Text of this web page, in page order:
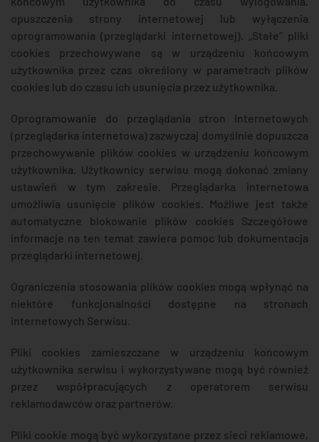
opuszczenia strony internetowej lub wyłączenia
oprogramowania (przeglądarki internetowej). „Stałe” pliki
cookies przechowywane są w urządzeniu końcowym
użytkownika przez czas określony w parametrach plików
cookies lub do czasu ich usunięcia przez użytkownika.
Oprogramowanie do przeglądania stron internetowych
(przeglądarka internetowa) zazwyczaj domyślnie dopuszcza
przechowywanie plików cookies w urządzeniu końcowym
użytkownika. Użytkownicy serwisu mogą dokonać zmiany
ustawień w tym zakresie. Przeglądarka internetowa
umożliwia usunięcie plików cookies. Możliwe jest także
automatyczne blokowanie plików cookies Szczegółowe
informacje na ten temat zawiera pomoc lub dokumentacja
przeglądarki internetowej.
Ograniczenia stosowania plików cookies mogą wpłynąć na
niektóre funkcjonalności dostępne na stronach
internetowych Serwisu.
Pliki cookies zamieszczane w urządzeniu końcowym
użytkownika serwisu i wykorzystywane mogą być również
przez współpracujących z operatorem serwisu
reklamodawców oraz partnerów.
Pliki cookie mogą być wykorzystane przez sieci reklamowe,